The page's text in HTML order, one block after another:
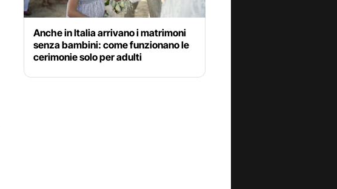
Anche in Italia arrivano i matrimoni
senza bambini: come funzionano le
cerimonie solo per adulti